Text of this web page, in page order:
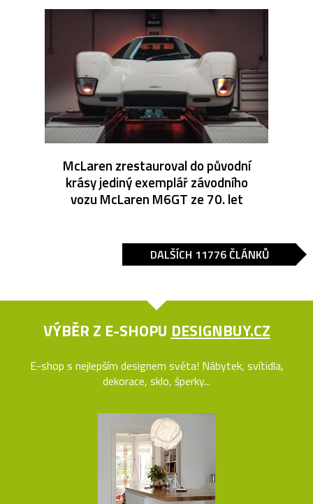
McLaren zrestauroval do původní
krásy jediný exemplář závodního
vozu McLaren M6GT ze 70. let
DALŠÍCH 11776 ČLÁNKŮ
VÝBĚR Z E-SHOPU DESIGNBUY.CZ
E-shop s nejlepším designem světa! Nábytek, svítidla,
dekorace, sklo, šperky...